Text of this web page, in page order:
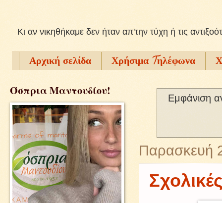
Kι αν νικηθήκαμε δεν ήταν απ'την τύχη ή τις
Αρχική σελίδα Χρήσιμα Tηλέφωνα
Εμφάνιση
Παρασκευή
Όσπρια Μαντουδίου!